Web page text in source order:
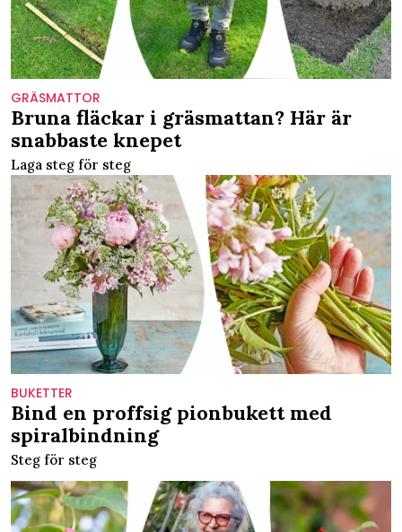
GRÄSMATTOR
Bruna fläckar i gräsmattan? Här är
snabbaste knepet
Laga steg för steg
BUKETTER
Bind en proffsig pionbukett med
spiralbindning
Steg för steg